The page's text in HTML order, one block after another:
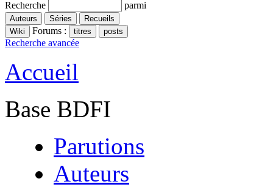
Recherche parmi
Forums :
Recherche avancée
Accueil
Base BDFI
Parutions
Auteurs